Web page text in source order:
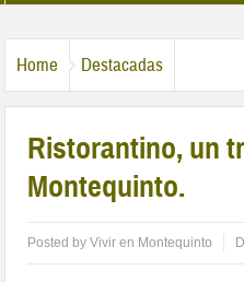
Home Destacadas
Ristorantino, un
Montequinto.
Posted byVivir en Montequinto